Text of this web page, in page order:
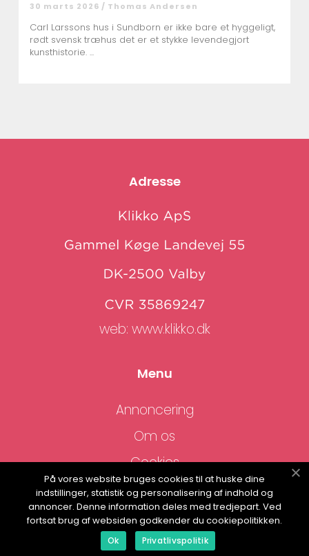
30 marts 2026 / Thomas Andersen
Carl Larssons hus i Sundborn er ikke bare et hyggeligt,
rødt svensk træhus det er et stykke levendegjort
kunsthistorie. ...
Adresse
web: www.klikko.dk
Menu
Annoncering
Om os
Cookies
Kontakt os
Sitemap
På vores website bruges cookies til at huske dine
indstillinger, statistik og personalisering af indhold og
annoncer. Denne information deles med tredjepart. Ved
fortsat brug af websiden godkender du cookiepolitikken.
Ok Privatlivspolitik